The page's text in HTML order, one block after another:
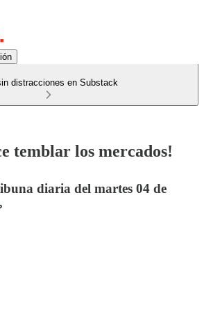
distracciones en Substack
temblar los mercados!
diaria del martes 04 de